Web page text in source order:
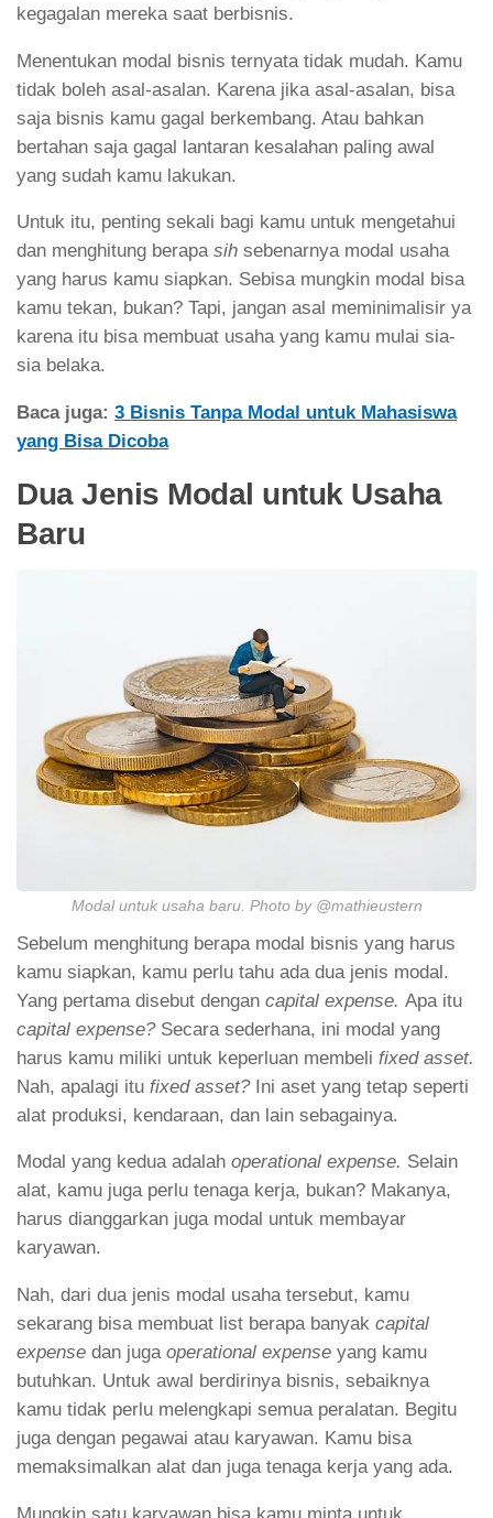
kegagalan mereka saat berbisnis.
Menentukan modal bisnis ternyata tidak mudah. Kamu
tidak boleh asal-asalan. Karena jika asal-asalan, bisa
saja bisnis kamu gagal berkembang. Atau bahkan
bertahan saja gagal lantaran kesalahan paling awal
yang sudah kamu lakukan.
Untuk itu, penting sekali bagi kamu untuk mengetahui
dan menghitung berapa sih sebenarnya modal usaha
yang harus kamu siapkan. Sebisa mungkin modal bisa
kamu tekan, bukan? Tapi, jangan asal meminimalisir ya
karena itu bisa membuat usaha yang kamu mulai sia-
sia belaka.
Baca juga: 3 Bisnis Tanpa Modal untuk Mahasiswa
yang Bisa Dicoba
Dua Jenis Modal untuk Usaha
Baru
Modal untuk usaha baru. Photo by @mathieustern
Sebelum menghitung berapa modal bisnis yang harus
kamu siapkan, kamu perlu tahu ada dua jenis modal.
Yang pertama disebut dengan capital expense. Apa itu
capital expense? Secara sederhana, ini modal yang
harus kamu miliki untuk keperluan membeli fixed asset.
Nah, apalagi itu fixed asset? Ini aset yang tetap seperti
alat produksi, kendaraan, dan lain sebagainya.
Modal yang kedua adalah operational expense. Selain
alat, kamu juga perlu tenaga kerja, bukan? Makanya,
harus dianggarkan juga modal untuk membayar
karyawan.
Nah, dari dua jenis modal usaha tersebut, kamu
sekarang bisa membuat list berapa banyak capital
expense dan juga operational expense yang kamu
butuhkan. Untuk awal berdirinya bisnis, sebaiknya
kamu tidak perlu melengkapi semua peralatan. Begitu
juga dengan pegawai atau karyawan. Kamu bisa
memaksimalkan alat dan juga tenaga kerja yang ada.